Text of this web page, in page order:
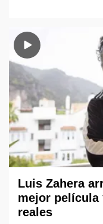
Luis Zahera
mejor película
reales